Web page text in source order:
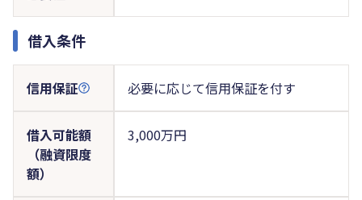
借入条件
信用保証 必要に応じて信用保証を付す
借入可能額
（融資限度
額）
3,000万円